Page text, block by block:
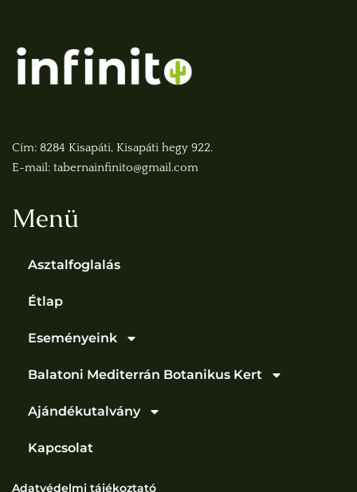
Cím: 8284 Kisapáti, Kisapáti hegy 922.
E-mail: tabernainfinito@gmail.com
Menü
Asztalfoglalás
Étlap
Eseményeink
Balatoni Mediterrán Botanikus Kert
Ajándékutalvány
Kapcsolat
Adatvédelmi tájékoztató